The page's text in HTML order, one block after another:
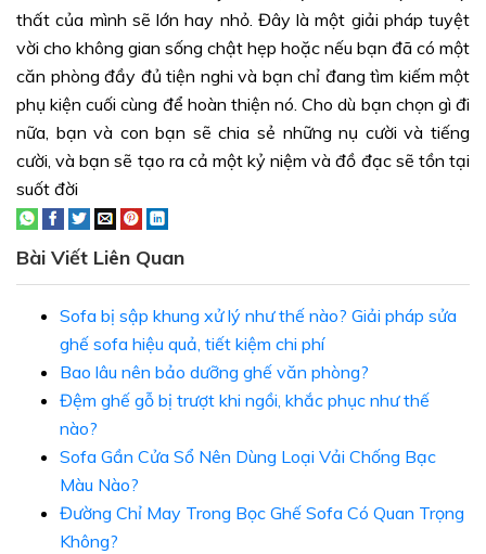
thất của mình sẽ lớn hay nhỏ. Đây là một giải pháp tuyệt
vời cho không gian sống chật hẹp hoặc nếu bạn đã có một
căn phòng đầy đủ tiện nghi và bạn chỉ đang tìm kiếm một
phụ kiện cuối cùng để hoàn thiện nó. Cho dù bạn chọn gì đi
nữa, bạn và con bạn sẽ chia sẻ những nụ cười và tiếng
cười, và bạn sẽ tạo ra cả một kỷ niệm và đồ đạc sẽ tồn tại
suốt đời
Bài Viết Liên Quan
Sofa bị sập khung xử lý như thế nào? Giải pháp sửa
ghế sofa hiệu quả, tiết kiệm chi phí
Bao lâu nên bảo dưỡng ghế văn phòng?
Đệm ghế gỗ bị trượt khi ngồi, khắc phục như thế
nào?
Sofa Gần Cửa Sổ Nên Dùng Loại Vải Chống Bạc
Màu Nào?
Đường Chỉ May Trong Bọc Ghế Sofa Có Quan Trọng
Không?